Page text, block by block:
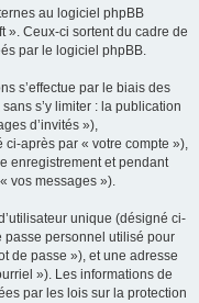
au logiciel phpBB
». Ceux-ci sortent du cadre de
par le logiciel phpBB.
s’effectue par le biais des
s’y limiter : la publication
d’invités »),
ci-après par « votre compte »),
enregistrement et pendant
vos messages »).
unique (désigné ci-
passe personnel utilisé pour
de passe »), et une adresse
»). Les informations de
par les lois sur la protection